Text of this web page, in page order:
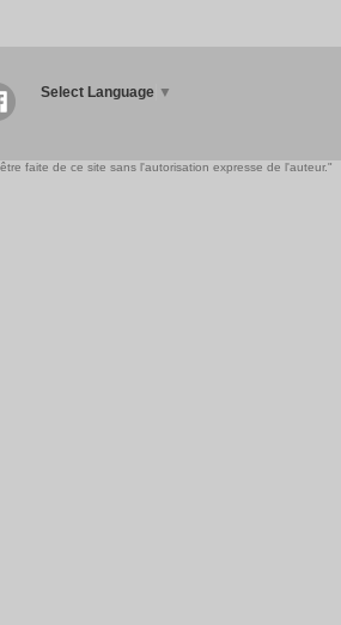
Select Language ▼
faite de ce site sans l'autorisation expresse de l'auteur."